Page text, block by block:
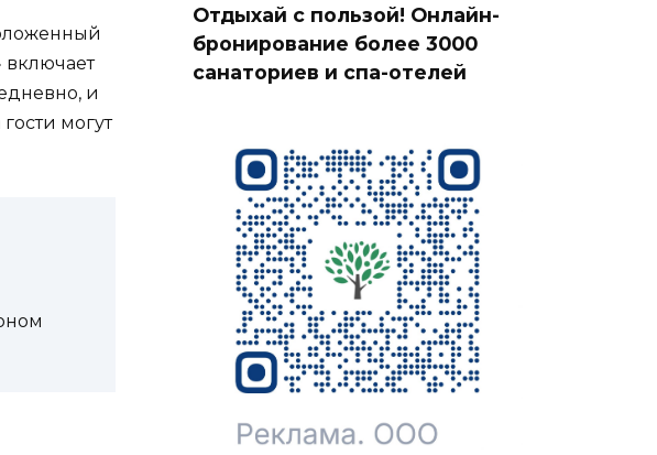
включает
и
могут
Отдыхай с пользой! Онлайн-
бронирование более 3000
санаториев и спа-отелей